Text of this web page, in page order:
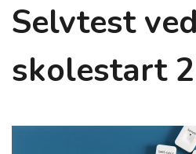
Selvtest ved
skolestart